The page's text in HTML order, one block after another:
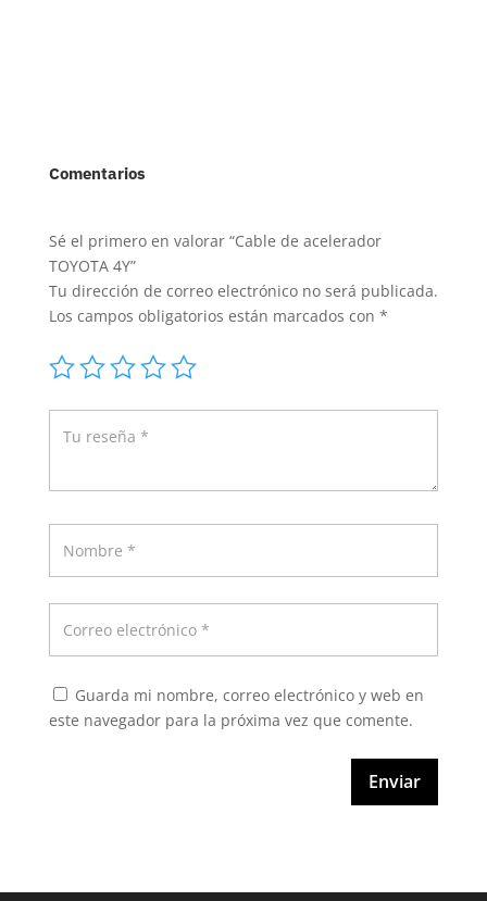
Comentarios
Sé el primero en valorar “Cable de acelerador
TOYOTA 4Y”
Tu dirección de correo electrónico no será publicada.
Los campos obligatorios están marcados con *
Guarda mi nombre, correo electrónico y web en
este navegador para la próxima vez que comente.
Enviar